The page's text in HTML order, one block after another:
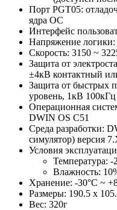
Порт PGT05:
ядра ОС
Интерфейс
Напряжение
Скорость: 3150 ~
Защита от
±4кВ контактный
Защита от быстрых
уровень, 1кВ 100кГц
Операционная
DWIN OS C51
Среда разработки:
симулятор) версия
Условия
Температура:
Влажность:
Хранение: -30°С ~
Размеры: 190.5 х
Вес: 320г